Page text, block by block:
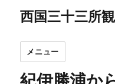
西国三十三所
メニュー